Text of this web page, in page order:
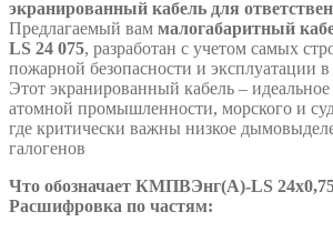
экранированный кабель для
Предлагаемый вам малогабаритный
LS 24 075, разработан с учетом самых
пожарной безопасности и эксплуатации
Этот экранированный кабель –
атомной промышленности, морского и
где критически важны низкое
галогенов
Что обозначает КМПВЭнг(А)-LS
Расшифровка по частям: